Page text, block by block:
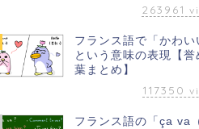
263961
フランス語で「かわい
という意味の表現【誉
葉まとめ】
117350
フランス語の「ça va